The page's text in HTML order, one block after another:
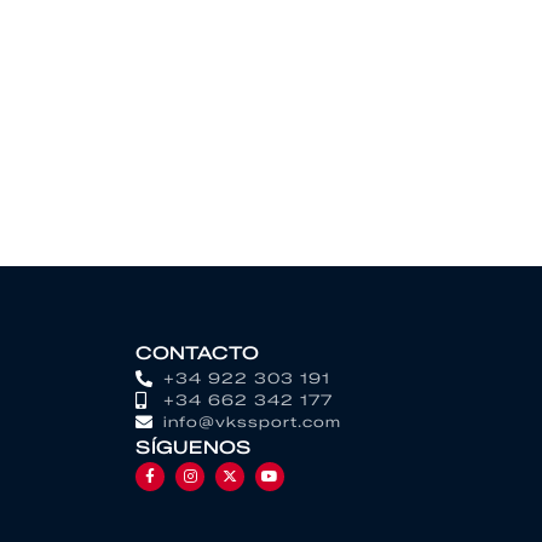
CONTACTO
+34 922 303 191
+34 662 342 177
info@vkssport.com
SÍGUENOS